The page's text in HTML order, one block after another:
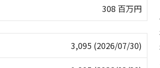
308 百万円
3,095 (2026/07/30)